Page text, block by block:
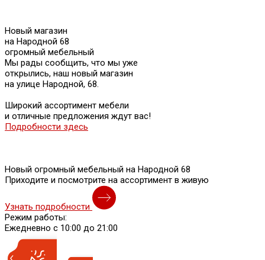
Новый магазин
на Народной 68
огромный мебельный
Мы рады сообщить, что мы уже
открылись, наш новый магазин
на улице Народной, 68.
Широкий ассортимент мебели
и отличные предложения ждут вас!
Подробности здесь
Новый огромный мебельный на Народной 68
Приходите и посмотрите на ассортимент в живую
Узнать подробности
Режим работы:
Ежедневно с 10:00 до 21:00